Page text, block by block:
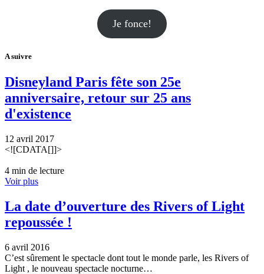
Je fonce!
A suivre
Disneyland Paris fête son 25e
anniversaire, retour sur 25 ans
d'existence
12 avril 2017
<![CDATA[]]>
4 min de lecture
Voir plus
La date d’ouverture des Rivers of Light
repoussée !
6 avril 2016
C’est sûrement le spectacle dont tout le monde parle, les Rivers of
Light , le nouveau spectacle nocturne…